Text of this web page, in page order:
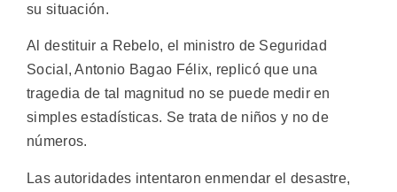
su situación.
Al destituir a Rebelo, el ministro de Seguridad
Social, Antonio Bagao Félix, replicó que una
tragedia de tal magnitud no se puede medir en
simples estadísticas. Se trata de niños y no de
números.
Las autoridades intentaron enmendar el desastre,